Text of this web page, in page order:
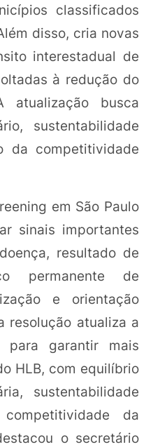
classificados
disso, cria novas
interestadual de
à redução do
atualização busca
sustentabilidade
da competitividade
em São Paulo
sinais importantes
resultado de
permanente de
e orientação
resolução atualiza a
para garantir mais
HLB, com equilíbrio
sustentabilidade
da
o secretário